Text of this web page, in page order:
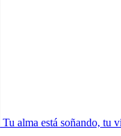
Tu alma está soñando, tu